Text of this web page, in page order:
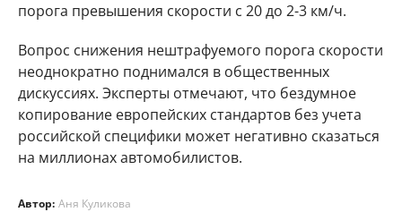
порога превышения скорости с 20 до 2-3 км/ч.
Вопрос снижения нештрафуемого порога скорости
неоднократно поднимался в общественных
дискуссиях. Эксперты отмечают, что бездумное
копирование европейских стандартов без учета
российской специфики может негативно сказаться
на миллионах автомобилистов.
Автор: Аня Куликова